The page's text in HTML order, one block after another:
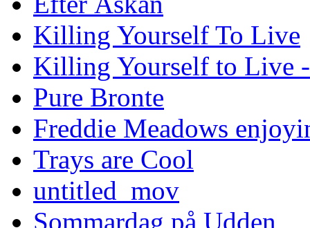
Killing Yourself To Live
Killing Yourself to Live -
Pure Bronte
Freddie Meadows
Trays are Cool
untitled_mov
Sommardag på Udden